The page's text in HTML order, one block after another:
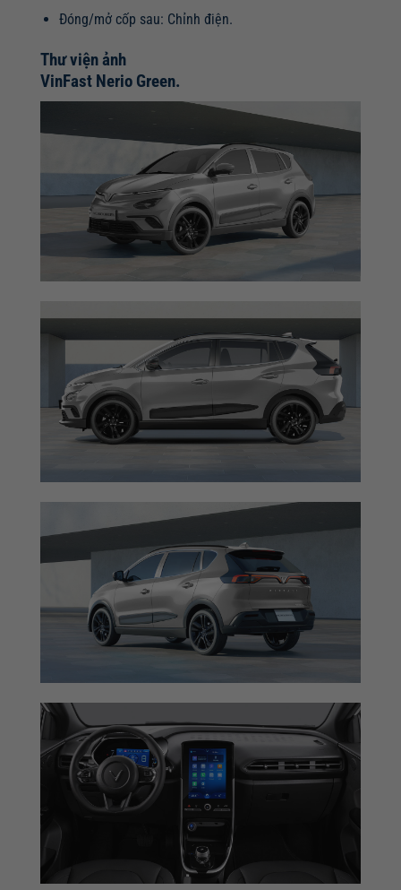
Đóng/mở cốp sau: Chỉnh điện.
Thư viện ảnh
VinFast Nerio Green.